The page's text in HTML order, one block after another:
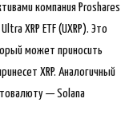
компания Proshares
XRP ETF (UXRP). Это
может приносить
XRP. Аналогичный
— Solana